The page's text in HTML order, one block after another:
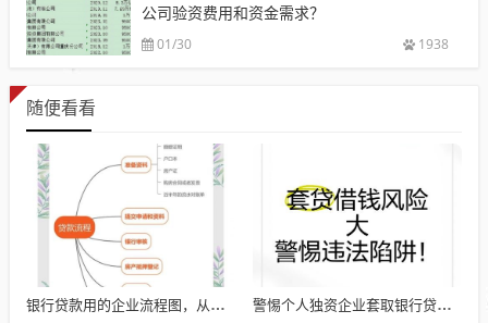
公司验资费用和资金需求？
01/30 1938
随便看看
银行贷款用的企业流程图，从申请到放款的全流程解析 警惕个人独资企业套取银行贷款的风险